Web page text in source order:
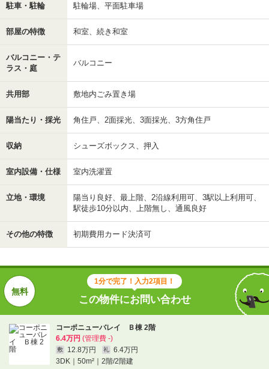
駐車・駐輪 駐輪場、平面駐車場
部屋の特徴 和室、続き和室
バルコニー・テ
ラス・庭
バルコニー
共用部 敷地内ごみ置き場
陽当たり・採光 角住戸、2面採光、3面採光、3方角住戸
収納 シューズボックス、押入
室内設備・仕様 室内洗濯置
立地・環境
陽当り良好、最上階、2沿線利用可、3駅以上利用可、
駅徒歩10分以内、上階無し、通風良好
その他の特徴 初期費用カード決済可
1分で完了！入力2項目！
この物件にお問い合わせ
コーポニューバレイ Ｂ棟 2階
6.4万円 (管理費 -)
敷 12.8万円 礼
6.4万円
3DK｜50m²｜2階/2階建